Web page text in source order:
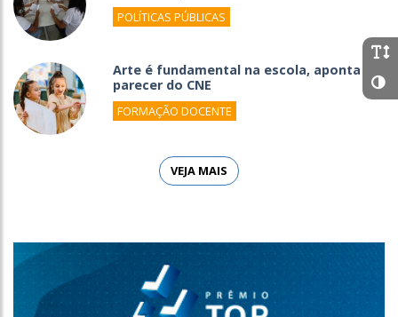
POLÍTICAS PÚBLICAS
Arte é fundamental na escola, aponta
parecer do CNE
FORMAÇÃO DOCENTE
VEJA MAIS